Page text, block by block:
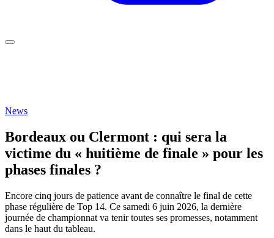
News
Bordeaux ou Clermont : qui sera la
victime du « huitième de finale » pour les
phases finales ?
Encore cinq jours de patience avant de connaître le final de cette
phase régulière de Top 14. Ce samedi 6 juin 2026, la dernière
journée de championnat va tenir toutes ses promesses, notamment
dans le haut du tableau.